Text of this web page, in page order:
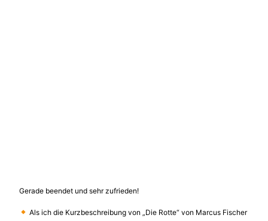
Gerade beendet und sehr zufrieden!
Als ich die Kurzbeschreibung von „Die Rotte“ von Marcus Fischer